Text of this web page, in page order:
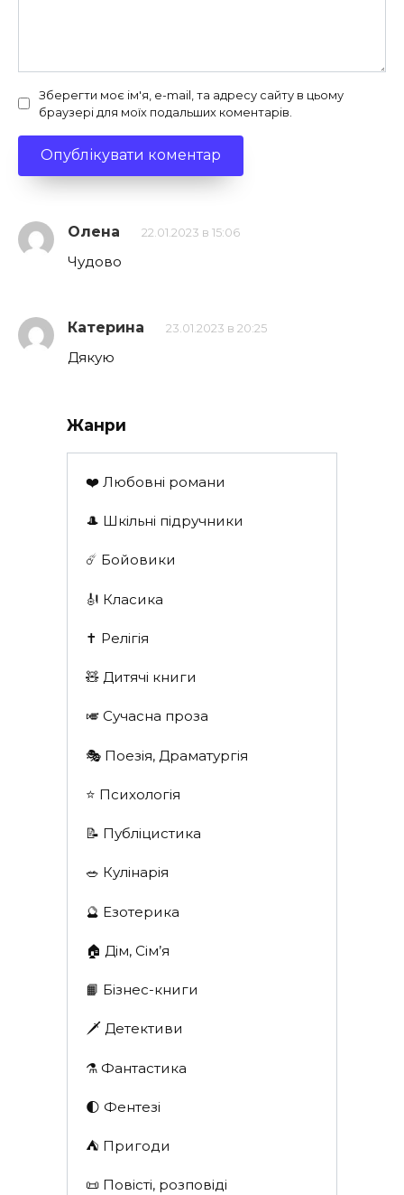
Зберегти моє ім'я, e-mail, та адресу сайту в цьому
браузері для моїх подальших коментарів.
Олена 22.01.2023 в 15:06
Чудово
Катерина 23.01.2023 в 20:25
Дякую
Жанри
❤️ Любовні романи
🎩 Шкільні підручники
☄️ Бойовики
🎻 Класика
✝️ Релігія
🧸 Дитячі книги
🎺 Сучасна проза
🎭 Поезія, Драматургія
⭐️ Психологія
📝 Публіцистика
🥗 Кулінарія
🔮 Езотерика
🏠 Дім, Сім’я
📙 Бізнес-книги
🗡 Детективи
⚗️ Фантастика
🌓 Фентезі
⛺️ Пригоди
📜 Повісті, розповіді